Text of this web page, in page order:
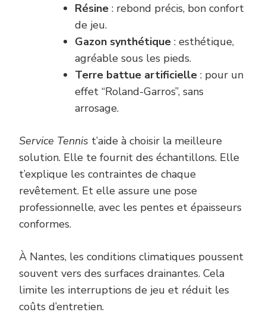
Résine : rebond précis, bon confort
de jeu.
Gazon synthétique : esthétique,
agréable sous les pieds.
Terre battue artificielle : pour un
effet “Roland-Garros”, sans
arrosage.
Service Tennis t’aide à choisir la meilleure
solution. Elle te fournit des échantillons. Elle
t’explique les contraintes de chaque
revêtement. Et elle assure une pose
professionnelle, avec les pentes et épaisseurs
conformes.
À Nantes, les conditions climatiques poussent
souvent vers des surfaces drainantes. Cela
limite les interruptions de jeu et réduit les
coûts d’entretien.